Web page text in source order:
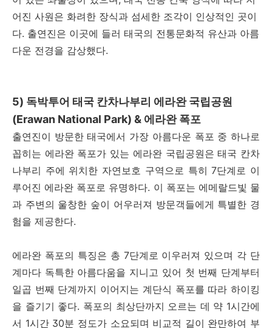
어진 사원은 화려한 장식과 섬세한 조각이 인상적인 곳이
다. 출연진은 이곳에 들러 태국의 전통문화적 유산과 아름
다운 전경을 감상했다.
5) 독박투어 태국 칸차나부리 에라완 국립공원
(Erawan National Park) & 에라완 폭포
출연진이 방문한 태국에서 가장 아름다운 폭포 중 하나로
꼽히는 에라완 폭포가 있는 에라완 국립공원은 태국 칸차
나부리 주에 위치한 자연보호 구역으로 특히 7단계로 이
루어진 에라완 폭포로 유명하다. 이 폭포는 에메랄드빛 물
과 주변의 울창한 숲이 어우러져 방문객들에게 특별한 경
험을 제공한다.
에라완 폭포의 특징은 총 7단계로 이우러져 있으며 각 단
계마다 독특한 아름다움을 지니고 있어 첫 번째 단계부터
일곱 번째 단계까지 이어지는 계단식 폭포를 따라 하이킹
을 즐기기 좋다. 폭포의 최상단까지 오르는 데 약 1시간에
서 1시간 30분 정도가 소요되며 비교적 길이 완만하여 부